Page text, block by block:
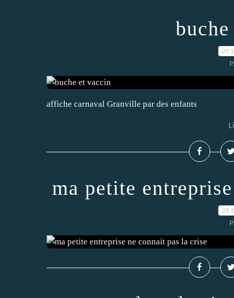
affiche carnaval Granville par des enfants
ma petite